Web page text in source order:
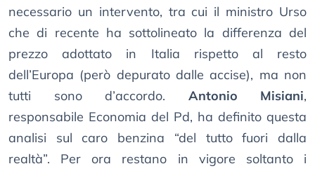
necessario un intervento, tra cui il ministro Urso
che di recente ha sottolineato la differenza del
prezzo adottato in Italia rispetto al resto
dell’Europa (però depurato dalle accise), ma non
tutti sono d’accordo. Antonio Misiani,
responsabile Economia del Pd, ha definito questa
analisi sul caro benzina “del tutto fuori dalla
realtà”. Per ora restano in vigore soltanto i